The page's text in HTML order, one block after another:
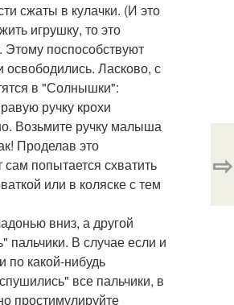
сжаты в кулачки. (И это
игрушку, то это
Этому поспособствуют
освободились. Ласково, с
в "Солнышки":
ручку крохи
Возьмите ручку малыша
Проделав это
попытается схватить
или в коляске с тем
вниз, а другой
пальчики. В случае если и
по какой-нибудь
все пальчики, в
простимулируйте
⇨